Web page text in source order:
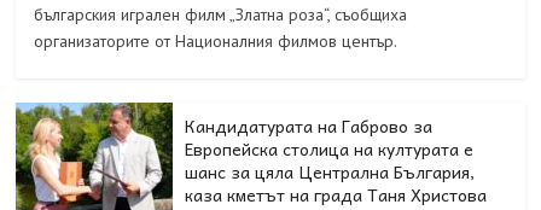
българския игрален филм „Златна роза“, съобщиха
организаторите от Националния филмов център.
Кандидатурата на Габрово за
Европейска столица на културата е
шанс за цяла Централна България,
каза кметът на града Таня Христова